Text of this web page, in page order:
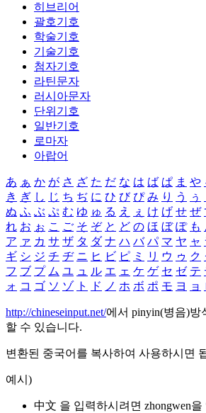
히브리어
괄호기호
학술기호
기술기호
첨자기호
라틴문자
러시아문자
단위기호
일반기호
로마자
아랍어
あ ぁ か が さ ざ た だ な は ば ぱ ま や
き ぎ し じ ち ぢ に ひ び ぴ み り う ぅ
ぬ ふ ぶ ぷ む ゆ ゅ る え ぇ け げ せ ぜ
れ お ぉ こ ご そ ぞ と ど の ほ ぼ ぽ も
ア ァ カ サ ザ タ ダ ナ ハ バ パ マ ヤ ャ
ギ シ ジ チ ヂ ニ ヒ ビ ピ ミ リ ウ ゥ ク
フ ブ プ ム ユ ュ ル エ ェ ケ ゲ セ ゼ テ
ォ コ ゴ ソ ゾ ト ド ノ ホ ボ ポ モ ヨ ョ
http://chineseinput.net/에서 pinyin(병음)방
할 수 있습니다.
변환된 중국어를 복사하여 사용하시면
예시)
中文 을 입력하시려면 zhongwen을